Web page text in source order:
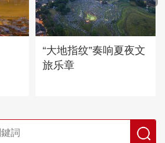
“大地指纹”奏响夏夜文
旅乐章